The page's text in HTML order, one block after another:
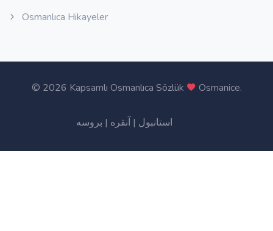
Osmanlıca Hikayeler
© 2026 Kapsamlı Osmanlıca Sözlük Osmanice.
استانبول | آنقره | بروسه